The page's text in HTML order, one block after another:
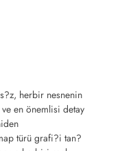
herbir nesnenin
en önemlisi detay
türü grafi?i tan?